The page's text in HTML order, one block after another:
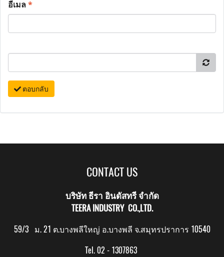
อีเมล*
ตอบกลับ
CONTACT US
บริษัท ธีรา อินดัสทรี จำกัด
TEERA INDUSTRY CO.,LTD.
59/3 ม. 21 ต.บางพลีใหญ่ อ.บางพลี จ.สมุทรปราการ 10540
Tel. 02 - 1307863